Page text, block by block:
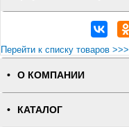
Перейти к списку товаров >>>
О КОМПАНИИ
КАТАЛОГ